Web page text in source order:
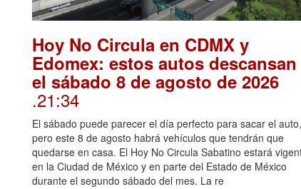
Hoy No Circula en CDMX y
Edomex: estos autos descansan
el sábado 8 de agosto de 2026
.21:34
El sábado puede parecer el día perfecto para sacar el auto,
pero este 8 de agosto habrá vehículos que tendrán que
quedarse en casa. El Hoy No Circula Sabatino estará
en la Ciudad de México y en parte del Estado de México
durante el segundo sábado del mes. La re